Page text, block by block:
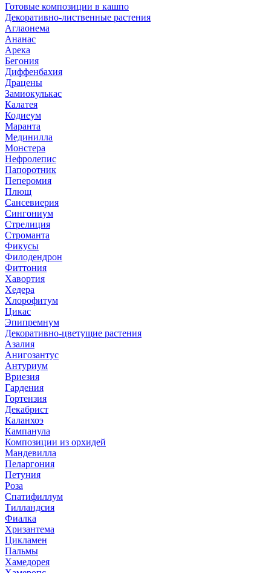
Готовые композиции в кашпо
Декоративно-лиственные растения
Аглаонема
Ананас
Арека
Бегония
Диффенбахия
Драцены
Замиокулькас
Калатея
Кодиеум
Маранта
Мединилла
Монстера
Нефролепис
Папоротник
Пеперомия
Плющ
Сансевиерия
Сингониум
Стрелиция
Строманта
Фикусы
Филодендрон
Фиттония
Хавортия
Хедера
Хлорофитум
Цикас
Эпипремнум
Декоративно-цветущие растения
Азалия
Анигозантус
Антуриум
Вриезия
Гардения
Гортензия
Декабрист
Каланхоэ
Кампанула
Композиции из орхидей
Мандевилла
Пеларгония
Петуния
Роза
Спатифиллум
Тилландсия
Фиалка
Хризантема
Цикламен
Пальмы
Хамедорея